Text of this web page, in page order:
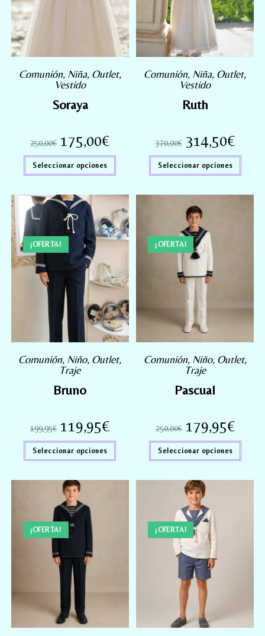
Comunión, Niña, Outlet,
Vestido
Soraya
250,00€ 175,00€
Seleccionar opciones
Comunión, Niña, Outlet,
Vestido
Ruth
370,00€ 314,50€
Seleccionar opciones
¡OFERTA!
Comunión, Niño, Outlet,
Traje
Bruno
199,95€ 119,95€
Seleccionar opciones
¡OFERTA!
Comunión, Niño, Outlet,
Traje
Pascual
250,00€ 179,95€
Seleccionar opciones
¡OFERTA! ¡OFERTA!